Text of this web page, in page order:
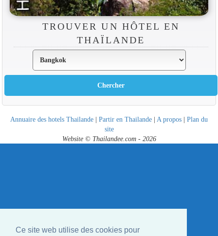
Ce site web utilise des cookies pour
TROUVER UN HÔTEL EN
THAÏLANDE
Annuaire des hotels Thailande | Partir en Thailande | A propos | Plan du
site
Website © Thailandee.com - 2026